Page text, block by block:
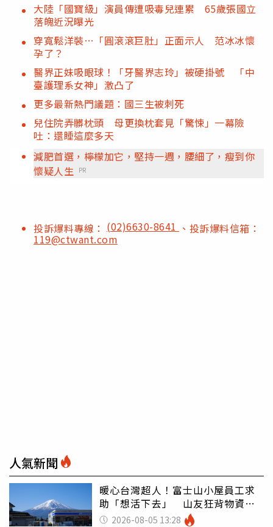
大陸「國寶級」演員傳遭吸毒兒連累 65歲張國立
落魄近況曝光
穿寬鬆洋裝…「圓滾滾巨肚」正面示人 范冰冰懷
孕了？
醫界正妹吸眼球！「牙醫界志玲」被硬掛號 「中
臺護理系女神」激凸了
更多最新熱門議題：國三生被刺死
兒住院弄髒枕頭 母更換枕套見「驚悚」一幕險
吐：還睡這麼多天
減肥首選，檸檬加它，堅持一週，腰細了，瘦到你
懷疑人生
PR
投訴爆料專線： (02)6630-8641 、投訴爆料信箱：
119@ctwant.com
人氣新聞
暖心台灣超人！富士山小屋員工求
助「想活下去」 山友狂背物資上
山：台灣真的是寶島
2026-08-05 13:28